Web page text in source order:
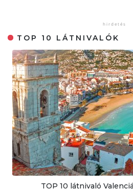
TOP 10 LÁTNIVALÓK
TOP 10 látnivaló